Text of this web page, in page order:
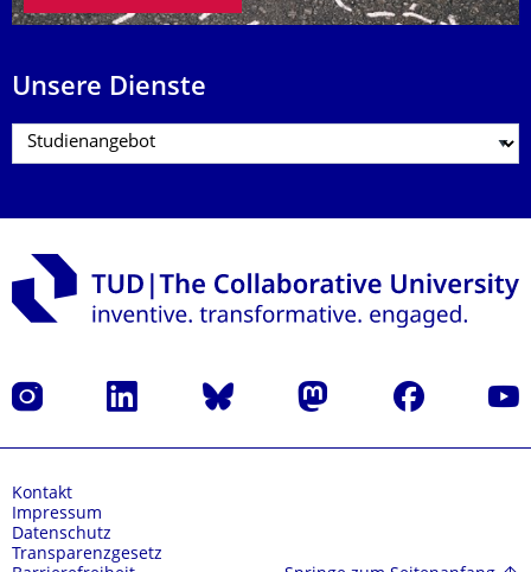
Unsere Dienste
Instagram LinkedIn Bluesky Mastodon Facebook
Kontakt
Impressum
Datenschutz
Transparenzgesetz